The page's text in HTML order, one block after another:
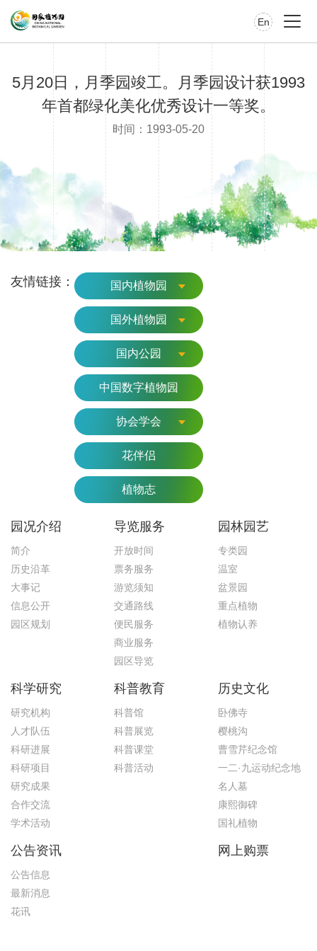
En
5月20日，月季园竣工。月季园设计获1993
年首都绿化美化优秀设计一等奖。
时间：1993-05-20
友情链接： 国内植物园
国外植物园
国内公园
中国数字植物园
协会学会
花伴侣
植物志
园况介绍
简介
历史沿革
大事记
信息公开
园区规划
导览服务
开放时间
票务服务
游览须知
交通路线
便民服务
商业服务
园区导览
园林园艺
专类园
温室
盆景园
重点植物
植物认养
科学研究
研究机构
人才队伍
科研进展
科研项目
研究成果
合作交流
学术活动
科普教育
科普馆
科普展览
科普课堂
科普活动
历史文化
卧佛寺
樱桃沟
曹雪芹纪念馆
一二·九运动纪念地
名人墓
康熙御碑
国礼植物
公告资讯
公告信息
最新消息
花讯
网上购票